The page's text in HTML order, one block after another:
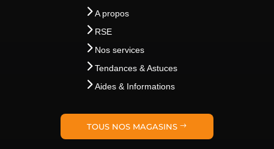
A propos
RSE
Nos services
Tendances & Astuces
Aides & Informations
TOUS NOS MAGASINS